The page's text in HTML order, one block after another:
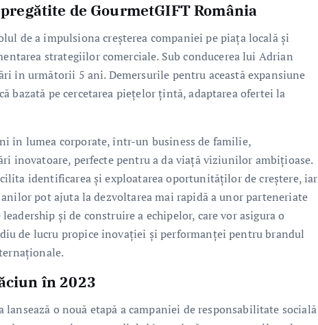
de GourmetGIFT România
de a impulsiona creșterea companiei pe piața locală și
strategiilor comerciale. Sub conducerea lui Adrian
în următorii 5 ani. Demersurile pentru această expansiune
bazată pe cercetarea piețelor țintă, adaptarea ofertei la
în lumea corporate, într-un business de familie,
inovatoare, perfecte pentru a da viață viziunilor ambițioase.
identificarea și exploatarea oportunităților de creștere, iar
pot ajuta la dezvoltarea mai rapidă a unor parteneriate
și de construire a echipelor, care vor asigura o
de lucru propice inovației și performanței pentru brandul
în 2023
o nouă etapă a campaniei de responsabilitate socială